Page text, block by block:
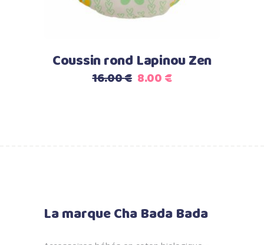
Coussin rond Lapinou Zen
16.00€ Le
8.00€Le
La marque Cha Bada Bada